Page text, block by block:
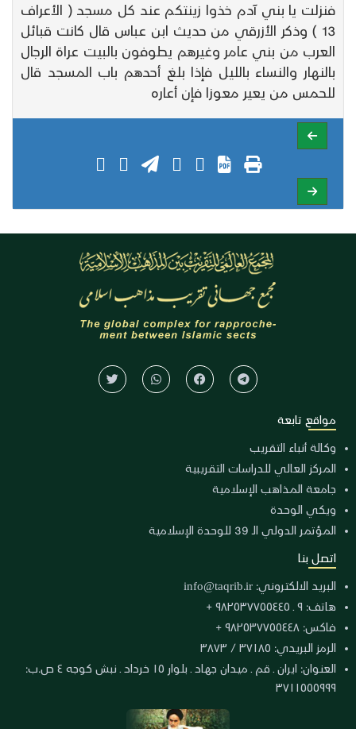
فنزلت يا بني آدم خذوا زينتكم عند كل مسجد ( الأعراف
13 ) وذكر الأزرقي من حديث ابن عباس قال كانت قبائل
العرب من بني عامر وغيرهم يطوفون بالبيت عراة الرجال
بالنهار والنساء بالليل فإذا بلغ أحدهم باب المسجد قال
للحمس من يعير معوزا فإن أعاره
مواقع تابعة
وكالة أنباء التقريب
المركز العالي للدراسات التقريبية
جامعة المذاهب الإسلامية
ويكي الوحدة
المؤتمر الدولي الـ 39 للوحدة الإسلامية
اتصل بنا
البريد الالكتروني: info@taqrib.ir
هاتف: ٩ ـ ٩٨٢٥٣٧٧٥٥٤٤٥ +
فاكس: ٩٨٢٥٣٧٧٥٥٤٤٨ +
الرمز البريدي: ٣٧١٨٥ / ٣٨٧٣
العنوان: ايران ـ قم ـ ميدان جهاد ـ بلوار ١٥ خرداد ـ نبش كوجه ٤ ص.ب:
٣٧١١٥٥٥٩٩٩